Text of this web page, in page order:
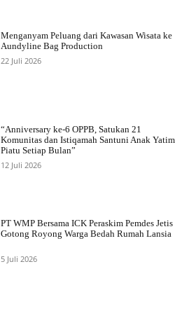
Menganyam Peluang dari Kawasan Wisata ke
Aundyline Bag Production
22 Juli 2026
“Anniversary ke-6 OPPB, Satukan 21
Komunitas dan Istiqamah Santuni Anak Yatim
Piatu Setiap Bulan”
12 Juli 2026
PT WMP Bersama ICK Peraskim Pemdes Jetis
Gotong Royong Warga Bedah Rumah Lansia
5 Juli 2026